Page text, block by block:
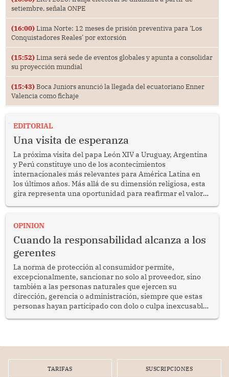
setiembre, señala ONPE
(16:00) Lima Norte: 12 meses de prisión preventiva para ‘Los
Conquistadores Reales’ por extorsión
(15:52) Lima será sede de eventos globales y apunta a consolidar
su proyección mundial
(15:43) Boca Juniors anunció la llegada del ecuatoriano Enner
Valencia como fichaje
EDITORIAL
Una visita de esperanza
La próxima visita del papa León XIV a Uruguay, Argentina
y Perú constituye uno de los acontecimientos
internacionales más relevantes para América Latina en
los últimos años. Más allá de su dimensión religiosa, esta
gira representa una oportunidad para reafirmar el valor
enfrenta desafíos en materia de desarrollo, cohesión
OPINION
Cuando la responsabilidad alcanza a los
gerentes
La norma de protección al consumidor permite,
excepcionalmente, sancionar no solo al proveedor, sino
también a las personas naturales que ejercen su
dirección, gerencia o administración, siempre que estas
personas hayan participado con dolo o culpa inexcusable
por la frustrada realización de un meet and greet con
TARIFAS SUSCRIPCIONES